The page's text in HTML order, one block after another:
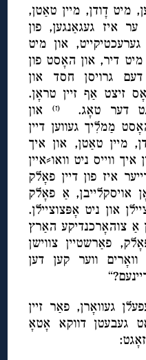
מיט דָודן, מיין טאַטן,
איז געגאַנגען, פון
און מיט
דיר, און האָסט פון
דעם גרויסן חסד און
זיצט אַף זיין טראָן.
דער טאָג.(ז)
און
מַמלִיך געווען דיין
מיין טאַטן, און איך
ווייס ניט וואו⸗איין
איז פון דיין פאָלק
אויסקלייבן, אַ פאָלק
און ניט אָפּצוציילן.
אַ צוהאָרכנדיקע האַרץ
פאַרשטיין צווישן
וואָרים ווער קען דען
געוואָרן, פאַר זיין
געבעטן דווקא אָטאָ